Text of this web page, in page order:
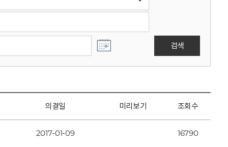
검색
의결일 미리보기 조회수
2017-01-09 16790